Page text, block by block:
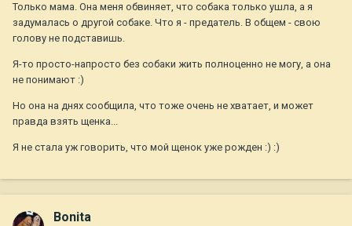
Только мама. Она меня обвиняет, что собака только ушла, а я
задумалась о другой собаке. Что я - предатель. В общем - свою
голову не подставишь.
Я-то просто-напросто без собаки жить полноценно не могу, а она
не понимают :)
Но она на днях сообщила, что тоже очень не хватает, и может
правда взять щенка...
Я не стала уж говорить, что мой щенок уже рожден :) :)
Bonita